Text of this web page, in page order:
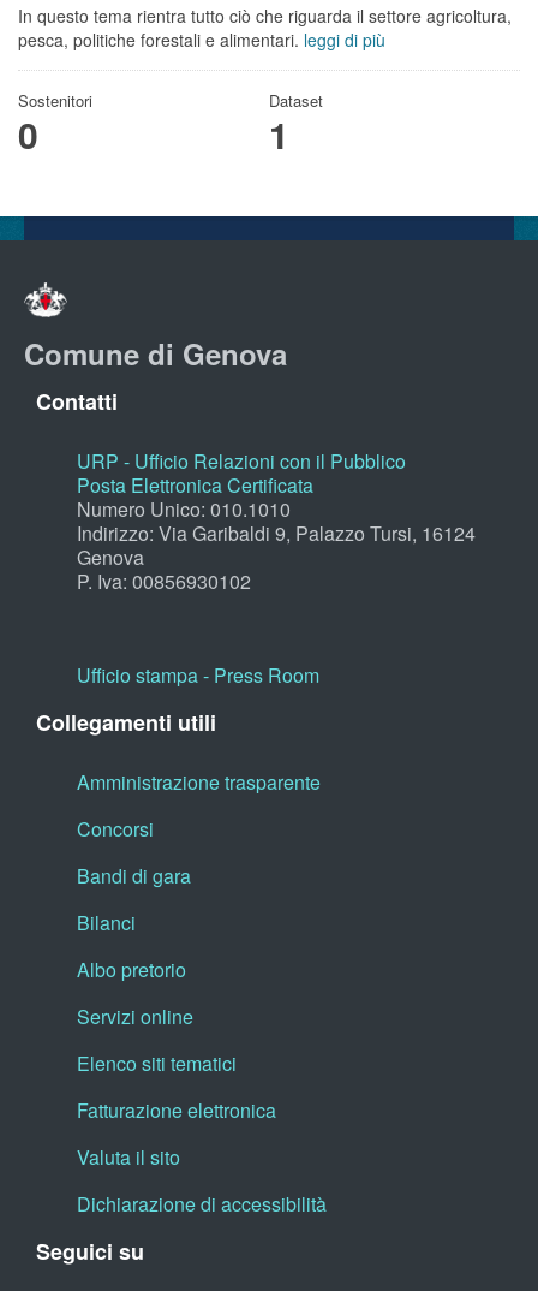
In questo tema rientra tutto ciò che riguarda il settore agricoltura,
pesca, politiche forestali e alimentari. leggi di più
Sostenitori
0
Dataset
1
Comune di Genova
Contatti
URP - Ufficio Relazioni con il Pubblico
Posta Elettronica Certificata
Numero Unico: 010.1010
Indirizzo: Via Garibaldi 9, Palazzo Tursi, 16124
Genova
P. Iva: 00856930102
Ufficio stampa - Press Room
Collegamenti utili
Amministrazione trasparente
Concorsi
Bandi di gara
Bilanci
Albo pretorio
Servizi online
Elenco siti tematici
Fatturazione elettronica
Valuta il sito
Dichiarazione di accessibilità
Seguici su